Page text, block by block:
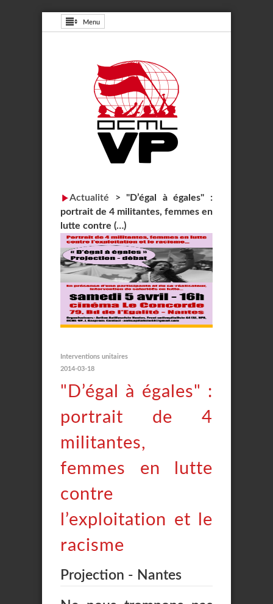
Menu
Actualité >"D’égal à égales" :
portrait de 4 militantes, femmes en
lutte contre (…)
Interventions unitaires
2014-03-18
"D’égal à égales" :
portrait de 4
militantes,
femmes en lutte
contre
l’exploitation et le
racisme
Projection - Nantes